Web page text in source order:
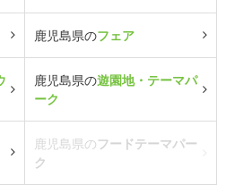
鹿児島県のフェア
鹿児島県の遊園地・テーマパ
ーク
鹿児島県のフードテーマパー
ク